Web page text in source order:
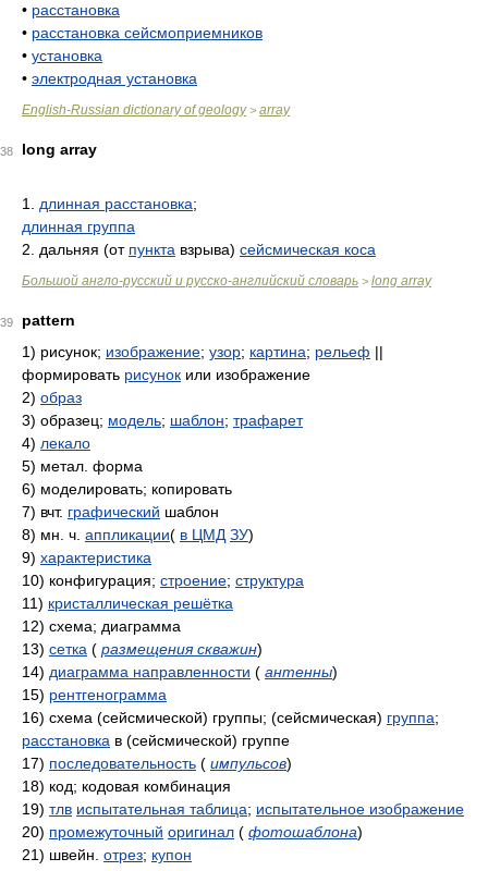
• расстановка
• расстановка сейсмоприемников
• установка
• электродная установка
English-Russian dictionary of geology> array
38 long array
1. длинная расстановка;
длинная группа
2. дальняя (от пункта взрыва) сейсмическая коса
Большой англо-русский и русско-английский словарь > long array
39
pattern
1) рисунок; изображение; узор; картина; рельеф ||
формировать рисунок или изображение
2) образ
3) образец; модель; шаблон; трафарет
4) лекало
5) метал. форма
6) моделировать; копировать
7) вчт. графический шаблон
8) мн. ч. аппликации( в ЦМД ЗУ)
9) характеристика
10) конфигурация; строение; структура
11) кристаллическая решётка
12) схема; диаграмма
13) сетка ( размещения скважин)
14) диаграмма направленности ( антенны)
15) рентгенограмма
16) схема (сейсмической) группы; (сейсмическая) группа;
расстановка в (сейсмической) группе
17) последовательность ( импульсов)
18) код; кодовая комбинация
19) тлв испытательная таблица; испытательное изображение
20) промежуточный оригинал ( фотошаблона)
21) швейн. отрез; купон